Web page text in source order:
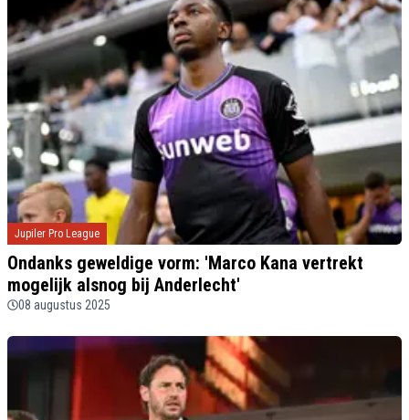
Jupiler Pro League
Ondanks geweldige vorm: 'Marco Kana vertrekt
mogelijk alsnog bij Anderlecht'
08 augustus 2025